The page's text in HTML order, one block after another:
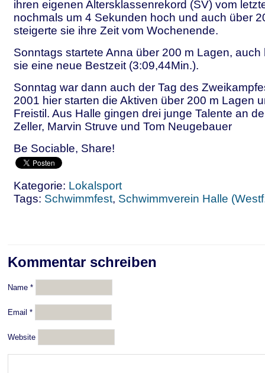
ihren eigenen Altersklassenrekord (SV) vom
nochmals um 4 Sekunden hoch und auch über
steigerte sie ihre Zeit vom Wochenende.
Sonntags startete Anna über 200 m Lagen, auch
sie eine neue Bestzeit (3:09,44Min.).
Sonntag war dann auch der Tag des
2001 hier starten die Aktiven über 200 m Lagen
Freistil. Aus Halle gingen drei junge Talente an
Zeller, Marvin Struve und Tom Neugebauer
Be Sociable, Share!
Kategorie: Lokalsport
Tags: Schwimmfest, Schwimmverein Halle
Kommentar schreiben
Name *
Email *
Website